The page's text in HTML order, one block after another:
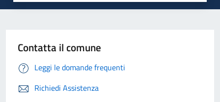
Contatta il comune
Leggi le domande frequenti
Richiedi Assistenza